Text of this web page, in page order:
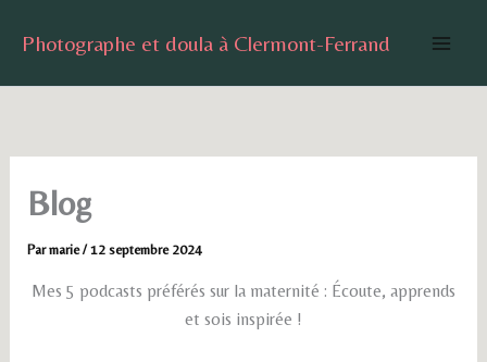
Photographe et doula à Clermont-Ferrand
Blog
Parmarie/12 septembre 2024
Mes 5 podcasts préférés sur la maternité : Écoute, apprends
et sois inspirée !